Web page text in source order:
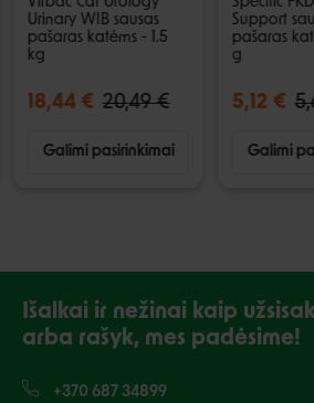
Urinary WIB sausas
pašaras katėms - 1.5
kg
18,44 € 20,49 €
Galimi pasirinkimai
Support
pašaras
g
5,12 €
Galimi
Išalkai ir nežinai kaip
arba rašyk, mes padėsime!
+370 687 34899